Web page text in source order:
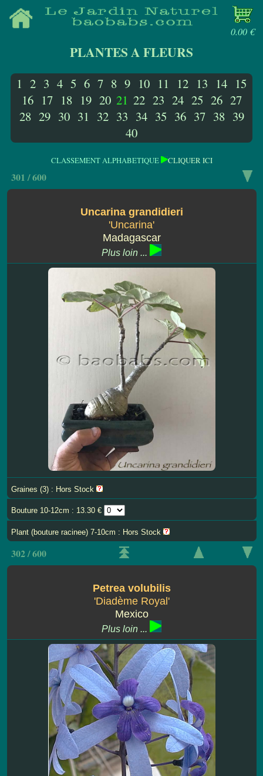
0.00 €
PLANTES A FLEURS
1 2 3 4 5 6 7 8 9 10 11 12 13 14 15
16 17 18 19 20 21 22 23 24 25 26 27
28 29 30 31 32 33 34 35 36 37 38 39
40
CLASSEMENT ALPHABETIQUE CLIQUER ICI
301 / 600
Uncarina grandidieri
'Uncarina'
Madagascar
Plus loin ...
Graines (3) : Hors Stock
Bouture 10-12cm : 13.30 €
Plant (bouture racinee) 7-10cm : Hors Stock
302 / 600
Petrea volubilis
'Diadème Royal'
Mexico
Plus loin ...